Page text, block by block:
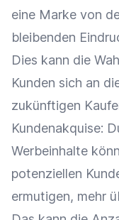
eine Marke von
bleibenden
Dies kann die
Kunden sich an
zukünftigen
Kundenakquise:
Werbeinhalte
potenziellen
ermutigen, mehr